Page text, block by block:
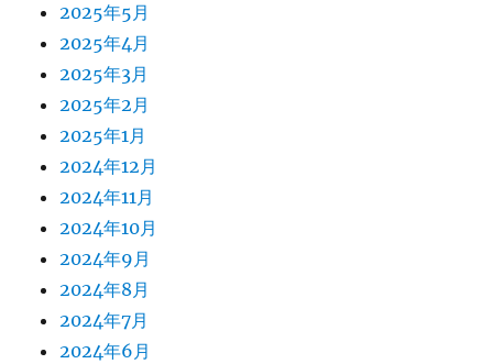
2025年5月
2025年4月
2025年3月
2025年2月
2025年1月
2024年12月
2024年11月
2024年10月
2024年9月
2024年8月
2024年7月
2024年6月